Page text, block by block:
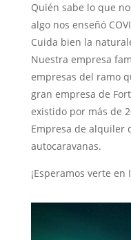
Quién sabe lo que
algo nos enseñó
Cuida bien la
Nuestra empresa
empresas del ramo
gran empresa de
existido por más de
Empresa de alquiler
autocaravanas.
¡Esperamos verte en